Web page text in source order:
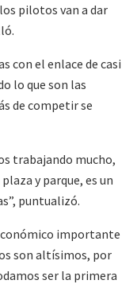
pilotos van a dar
con el enlace de casi
lo que son las
de competir se
trabajando mucho,
y parque, es un
puntualizó.
importante
son altísimos, por
ser la primera